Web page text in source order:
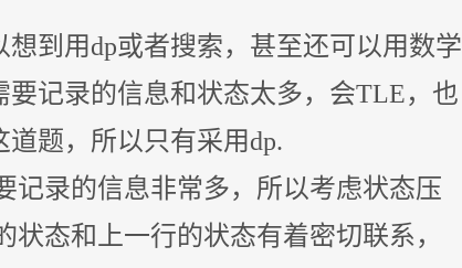
到用dp或者搜索，甚至还可以用数学
记录的信息和状态太多，会TLE，也
题，所以只有采用dp.
录的信息非常多，所以考虑状态压
态和上一行的状态有着密切联系，